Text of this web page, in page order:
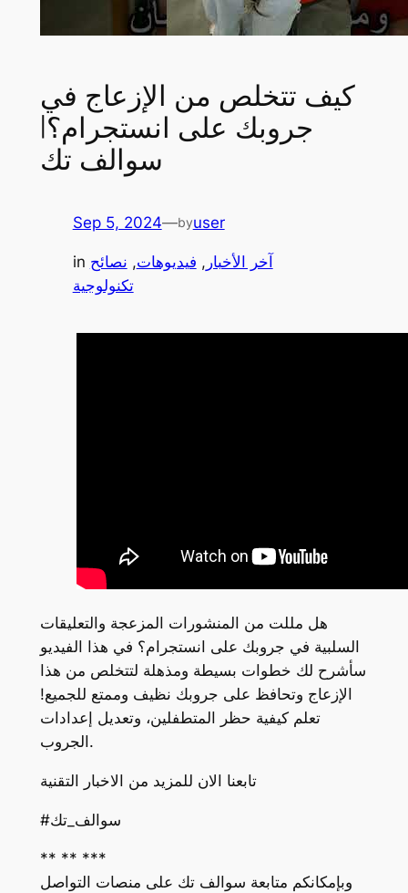
كيف تتخلص من الإزعاج في
جروبك على انستجرام؟|
سوالف تك
Sep 5, 2024—byuser
in آخر الأخبار , فيديوهات, نصائح
تكنولوجية
هل مللت من المنشورات المزعجة والتعليقات
السلبية في جروبك على انستجرام؟ في هذا الفيديو
سأشرح لك خطوات بسيطة ومذهلة لتتخلص من هذا
الإزعاج وتحافظ على جروبك نظيف وممتع للجميع!
تعلم كيفية حظر المتطفلين، وتعديل إعدادات
الجروب.
تابعنا الان للمزيد من الاخبار التقنية
#سوالف_تك
** ** ***
وبإمكانكم متابعة سوالف تك على منصات التواصل